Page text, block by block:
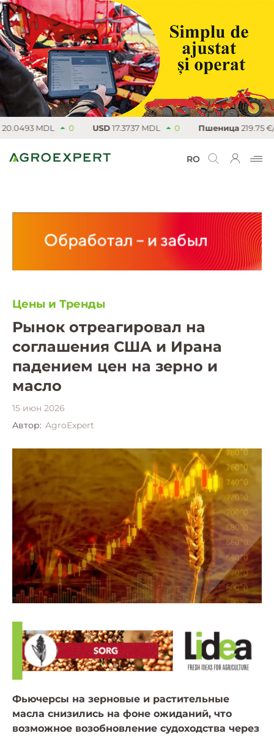
MDL 0 USD17.3737 MDL 0 Пшеница219.75 €/т
RO
Цены и Тренды
Рынок отреагировал на
соглашения США и Ирана
падением цен на зерно и
масло
15 июн 2026
Автор: AgroExpert
Фьючерсы на зерновые и растительные
масла снизились на фоне ожиданий, что
возможное возобновление судоходства через